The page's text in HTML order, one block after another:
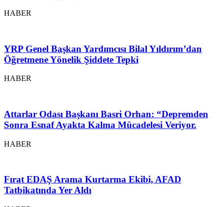
HABER
YRP Genel Başkan Yardımcısı Bilal Yıldırım’dan
Öğretmene Yönelik Şiddete Tepki
HABER
Attarlar Odası Başkanı Basri Orhan: “Depremden
Sonra Esnaf Ayakta Kalma Mücadelesi Veriyor.
HABER
Fırat EDAŞ Arama Kurtarma Ekibi, AFAD
Tatbikatında Yer Aldı